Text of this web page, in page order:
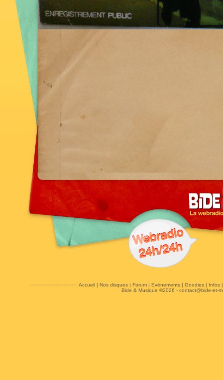
Accueil| Nos disques| Forum| Evénements| Goodies| Infos
Bide & Musique ©2026 - contact@bide-et-